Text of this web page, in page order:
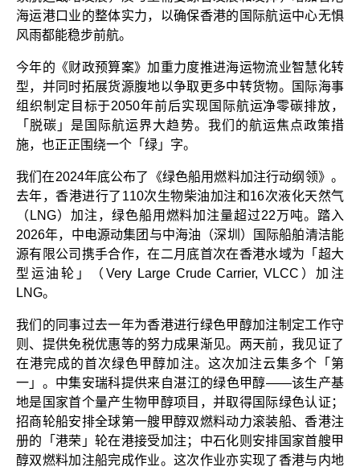
海运港口业的整体实力，以确保香港的国际航运中心无惧
风雨都能稳步前航。
今年的《财政预算案》加重力度推进海运物流业智慧化转
型，并同时拓展货源腹地以争取更多中转货物。国际海事
组织制定目标于2050年前后实现国际航运净零碳排放，
「脱碳」是国际航运界大趋势。我们的航运焦点政策措
施，也正正围绕一个「绿」字。
我们在2024年底公布了《绿色船用燃料加注行动纲领》。
去年，香港进行了110次生物柴油加注和16次液化天然气
（LNG）加注，绿色船用燃料加注量超过22万吨。踏入
2026年，中电源动集团与中海油（深圳）国际船舶清洁能
源有限公司携手合作，在二月底首次在香港水域为「超大
型运油轮」（Very Large Crude Carrier, VLCC）加注
LNG。
我们的同事过去一年为香港进行绿色甲醇加注制定工作守
则、提供免税优惠等的努力成果渐见。两天前，我见证了
在港完成的首次绿色甲醇加注。这次加注云集多个「第
一」。中集安瑞科提供来自湛江的绿色甲醇——该生产基
地是国家首个量产生物甲醇项目，并取得国际绿色认证；
招商轮船安排全球第一艘甲醇双燃料动力滚装船、香港注
册的「港荣」轮在港接受加注；中石化则安排国家首艘甲
醇双燃料加注船完成作业。这次作业亦实现了香港与内地